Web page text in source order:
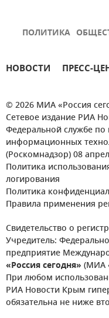
ПОЛИТИКА
НОВОСТИ ПРЕСС-
© 2026 МИА «Россия
Сетевое издание РИА
Федеральной службе по
информационных
(Роскомнадзор) 08
Политика
логирования
Политика
Правила применения
Свидетельство о
Учредитель:
предприятие
«Россия сегодня» (МИА
При любом
РИА Новости Крым
обязательна не ниже